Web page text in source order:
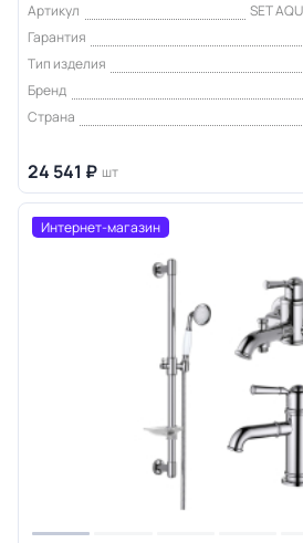
Артикул
SET
Гарантия
Тип изделия
Бренд
Страна
24 541 ₽ шт
Интернет-магазин